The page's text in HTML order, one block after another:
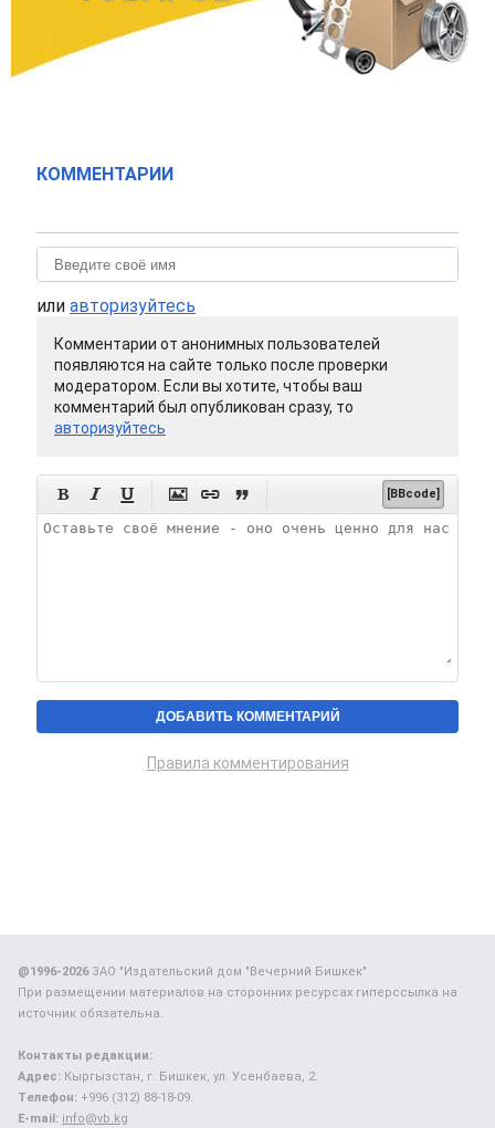
КОММЕНТАРИИ
или авторизуйтесь
Комментарии от анонимных пользователей
появляются на сайте только после проверки
модератором. Если вы хотите, чтобы ваш
комментарий был опубликован сразу, то
авторизуйтесь
      [BBcode]
Правила комментирования
@1996-2026ЗАО "Издательский дом "Вечерний Бишкек"
При размещении материалов на сторонних ресурсах гиперссылка на
источник обязательна.
Контакты редакции:
Адрес: Кыргызстан, г. Бишкек, ул. Усенбаева, 2.
Телефон: +996 (312) 88-18-09.
E-mail: info@vb.kg